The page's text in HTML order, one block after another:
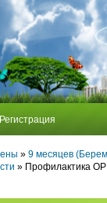
Регистрация
» 9 месяцев
» Профилактика